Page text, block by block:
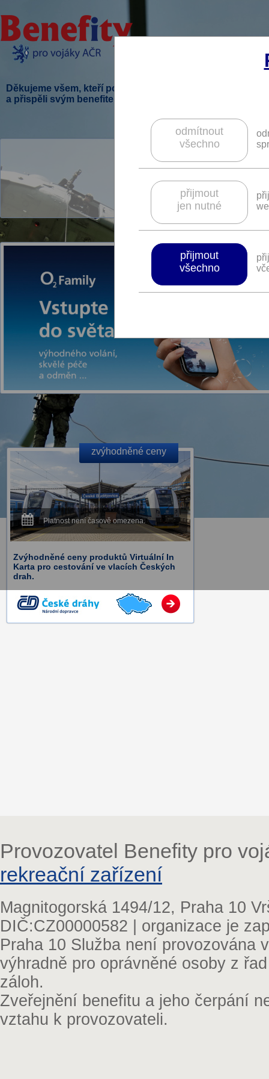
Děkujeme všem, kteří podpořili tento projekt
a přispěli svým benefitem.
odmítnout
všechno
přijmout
jen nutné
přijmout
všechno
V této sekci je
zvýhodněné ceny
Platnost není časově omezena.
Zvýhodněné ceny produktů Virtuální In
Karta pro cestování ve vlacích Českých
drah.
Provozovatel Benefity pro
rekreační zařízení
Magnitogorská 1494/12, Praha 10
DIČ:CZ00000582 | organizace je
Praha 10 Služba není provozována
výhradně pro oprávněné osoby z
záloh.
Zveřejnění benefitu a jeho čerpání
vztahu k provozovateli.